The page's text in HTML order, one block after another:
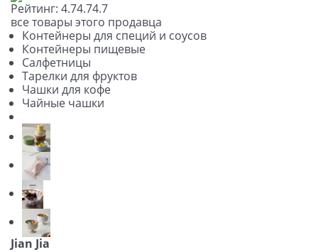
Рейтинг: 4.74.74.7
все товары этого продавца
Контейнеры для специй и соусов
Контейнеры пищевые
Салфетницы
Тарелки для фруктов
Чашки для кофе
Чайные чашки
Jian Jia